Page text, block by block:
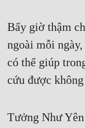
Thanh Xuân
Tiểu Thuyết
Bấy giờ thậm
ngoài mỗi
có thể giúp
cứu được
Tưởng Như